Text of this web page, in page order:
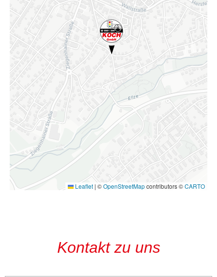
Leaflet | ©OpenStreetMapcontributors ©CARTO
Kontakt zu uns